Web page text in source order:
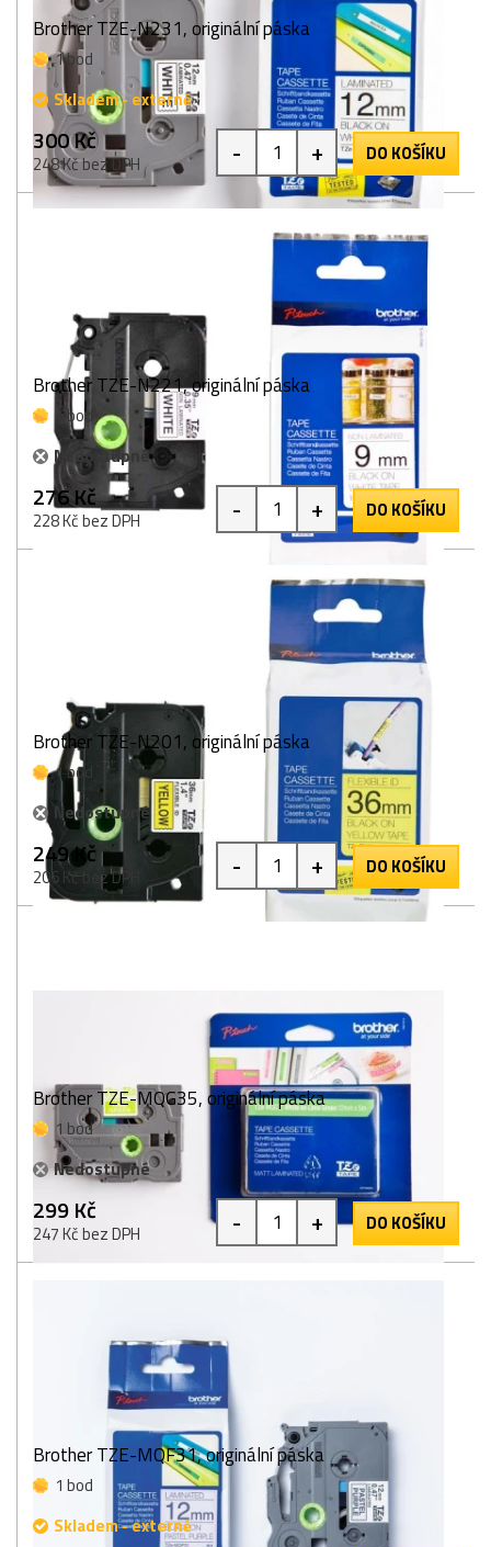
Brother TZE-N231, originální páska
1 bod
Skladem - externě
300 Kč
248 Kč bez DPH - + DO KOŠÍKU
Brother TZE-N221, originální páska
1 bod
Nedostupné
276 Kč
228 Kč bez DPH - + DO KOŠÍKU
Brother TZE-N201, originální páska
1 bod
Nedostupné
249 Kč
206 Kč bez DPH - + DO KOŠÍKU
Brother TZE-MQG35, originální páska
1 bod
Nedostupné
299 Kč
247 Kč bez DPH - + DO KOŠÍKU
Brother TZE-MQF31, originální páska
1 bod
Skladem - externě